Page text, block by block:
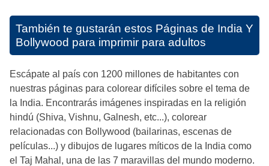
También te gustarán estos Páginas de India Y
Bollywood para imprimir para adultos
Escápate al país con 1200 millones de habitantes con
nuestras páginas para colorear difíciles sobre el tema de
la India. Encontrarás imágenes inspiradas en la religión
hindú (Shiva, Vishnu, Galnesh, etc...), colorear
relacionadas con Bollywood (bailarinas, escenas de
películas...) y dibujos de lugares míticos de la India como
el Taj Mahal, una de las 7 maravillas del mundo moderno.